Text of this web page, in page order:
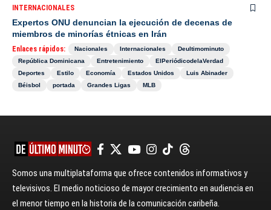
INTERNACIONALES
Expertos ONU denuncian la ejecución de decenas de
miembros de minorías étnicas en Irán
Enlaces rápidos: Nacionales Internacionales
Deultimominuto
República Dominicana
Entretenimiento
ElPeriódicodelaVerdad
Deportes
Estilo Economía Estados Unidos
Luis Abinader
Béisbol
portada Grandes Ligas MLB
Somos una multiplataforma que ofrece contenidos informativos y
televisivos. El medio noticioso de mayor crecimiento en audiencia en
el menor tiempo en la historia de la comunicación caribeña.